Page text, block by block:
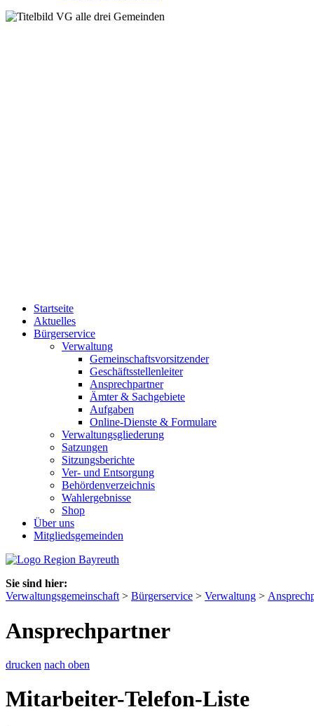
Startseite
Aktuelles
Bürgerservice
Verwaltung
Gemeinschaftsvorsitzender
Geschäftsstellenleiter
Ansprechpartner
Ämter & Sachgebiete
Aufgaben
Online-Dienste & Formulare
Verwaltungsgliederung
Satzungen
Sitzungsberichte
Ver- und Entsorgung
Behördenverzeichnis
Wahlergebnisse
Shop
Über uns
Mitgliedsgemeinden
Sie sind hier:
Verwaltungsgemeinschaft > Bürgerservice > Verwaltung >
Ansprechpartner
drucken nach oben
Mitarbeiter-Telefon-Liste